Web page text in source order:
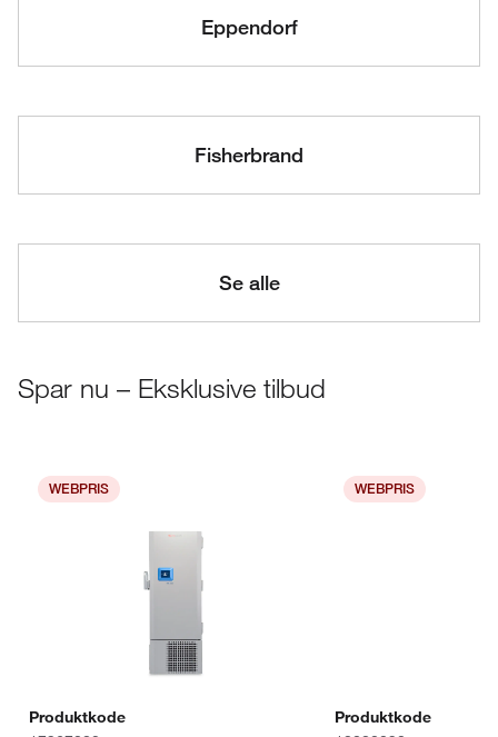
Eppendorf
Fisherbrand
Se alle
Spar nu – Eksklusive tilbud
WEBPRIS
Produktkode
WEBPRIS
Produktkode